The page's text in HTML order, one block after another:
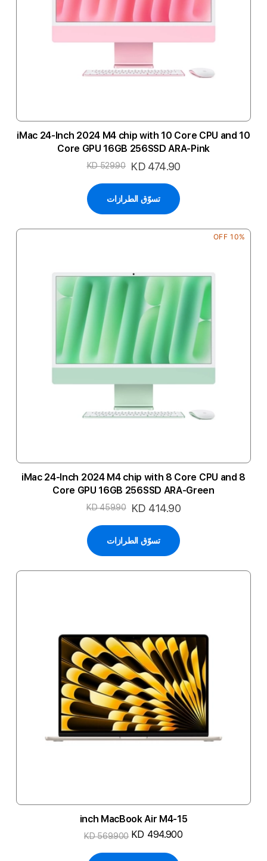
iMac 24-Inch 2024 M4 chip with 10 Core CPU and 10
Core GPU 16GB 256SSD ARA-Pink
السعر
KD 474.90
KD 529.90
تسوّق الطرازات
10% OFF
iMac 24-Inch 2024 M4 chip with 8 Core CPU and 8
Core GPU 16GB 256SSD ARA-Green
السعر
KD 414.90
KD 459.90
تسوّق الطرازات
15-inch MacBook Air M4
KD 494.900
KD 569.900